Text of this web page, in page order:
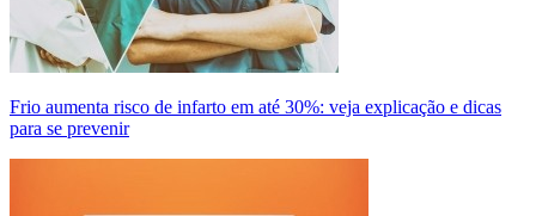
Frio aumenta risco de infarto em até 30%: veja explicação e dicas
para se prevenir